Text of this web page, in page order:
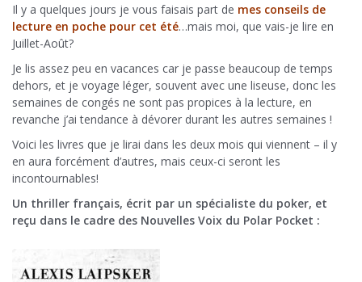
Il y a quelques jours je vous faisais part de mes conseils de
lecture en poche pour cet été…mais moi, que vais-je lire en
Juillet-Août?
Je lis assez peu en vacances car je passe beaucoup de temps
dehors, et je voyage léger, souvent avec une liseuse, donc les
semaines de congés ne sont pas propices à la lecture, en
revanche j’ai tendance à dévorer durant les autres semaines !
Voici les livres que je lirai dans les deux mois qui viennent – il y
en aura forcément d’autres, mais ceux-ci seront les
incontournables!
Un thriller français, écrit par un spécialiste du poker, et
reçu dans le cadre des Nouvelles Voix du Polar Pocket :